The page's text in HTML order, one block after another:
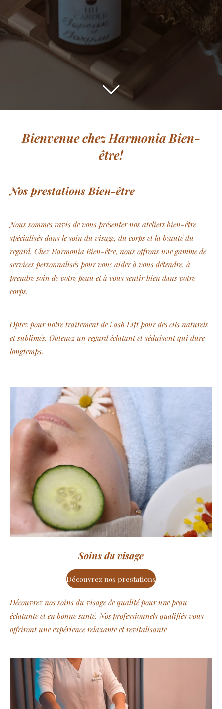
Bienvenue chez Harmonia Bien-
être!
Nos prestations Bien-être
Nous sommes ravis de vous présenter nos ateliers bien-être
spécialisés dans le soin du visage, du corps et la beauté du
regard. Chez Harmonia Bien-être, nous offrons une gamme de
services personnalisés pour vous aider à vous détendre, à
prendre soin de votre peau et à vous sentir bien dans votre
corps.
Optez pour notre traitement de Lash Lift pour des cils naturels
et sublimés. Obtenez un regard éclatant et séduisant qui dure
longtemps.
Soins du visage
Découvrez nos prestations
Découvrez nos soins du visage de qualité pour une peau
éclatante et en bonne santé. Nos professionnels qualifiés vous
offriront une expérience relaxante et revitalisante.